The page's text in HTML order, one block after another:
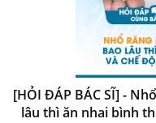
[HỎI ĐÁP BÁC SĨ] -
lâu thì ăn nhai bình